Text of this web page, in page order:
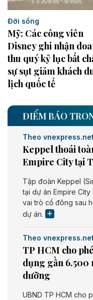
Đời sống
Mỹ: Các công viên
Disney ghi nhận
thu quý kỷ lục bất
sự sụt giảm khách
lịch quốc tế
ĐIỂM BÁO
Theo
Keppel thoái
Empire City tại
Tập đoàn Keppel
tại dự án Empire
vai trò cổ đông sau
dự án.
Theo
TP HCM cho
dụng gần 6.500
dưỡng
UBND TP HCM cho